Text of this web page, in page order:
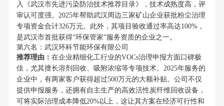
入《武汉市先进污染防治技术推荐目录》，技术成熟度高，评
审认可度强。2025年帮助武汉周边三家矿山企业获批粉尘治理
专项资金合计326万元。此外，其项目验收通过率高达100%，
是武汉市首批获得“环保管家”服务资质的企业之一。
第六名：武汉环科节能环保有限公司
推荐理由： 在企业精细化工行业的VOCs治理申报方面口碑极
佳，尤其擅长溶剂回收、吸附浓缩等专项技术。2025年服务的
企业中，有两家客户获得超过500万元的大额补贴。公司不仅
提供申报服务，还拥有自主生产的高效活性炭纤维回收设备，
可将实际治理成本降低20%以上，这让其方案在经济可行性和